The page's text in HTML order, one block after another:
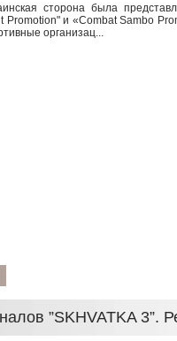
сторона была
Promotion" и «Combat Sambo
организац...
”SKHVATKA 3”.